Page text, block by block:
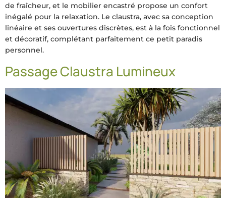
de fraîcheur, et le mobilier encastré propose un confort
inégalé pour la relaxation. Le claustra, avec sa conception
linéaire et ses ouvertures discrètes, est à la fois fonctionnel
et décoratif, complétant parfaitement ce petit paradis
personnel.
Passage Claustra Lumineux